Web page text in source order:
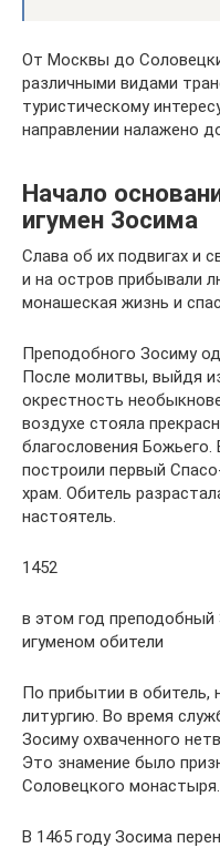
От Москвы до
различными видами
туристическому
направлении налажено
Начало
игумен Зосима
Слава об их подвигах и
и на остров прибывали
монашеская жизнь и
Преподобного Зосиму
После молитвы, выйдя
окрестность
воздухе стояла
благословения Божьего.
построили первый
храм. Обитель
настоятель.
1452
в этом год
игуменом обители
По прибытии в обитель,
литургию. Во время
Зосиму охваченного
Это знамение было
Соловецкого монастыря.
В 1465 году Зосима